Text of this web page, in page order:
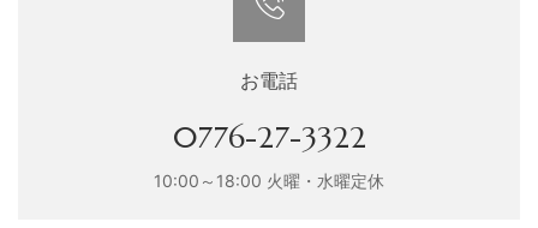
お電話
0776-27-3322
10:00～18:00 火曜・水曜定休